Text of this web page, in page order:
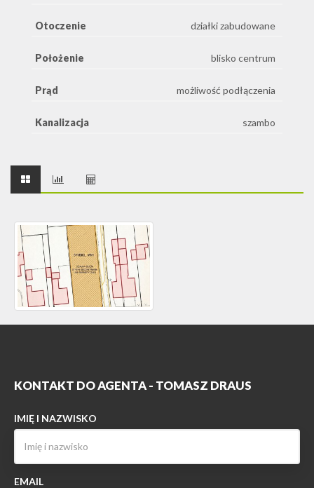
Otoczenie działki zabudowane
Położenie blisko centrum
Prąd możliwość podłączenia
Kanalizacja szambo
KONTAKT DO AGENTA - TOMASZ DRAUS
IMIĘ I NAZWISKO
EMAIL